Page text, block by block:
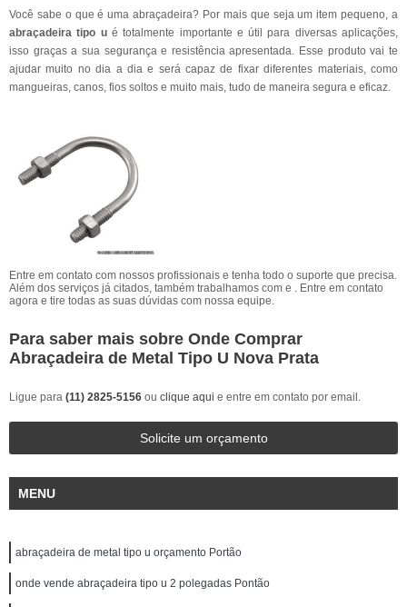
Você sabe o que é uma abraçadeira? Por mais que seja um item pequeno, a
abraçadeira tipo ué totalmente importante e útil para diversas aplicações,
isso graças a sua segurança e resistência apresentada. Esse produto vai te
ajudar muito no dia a dia e será capaz de fixar diferentes materiais, como
mangueiras, canos, fios soltos e muito mais, tudo de maneira segura e eficaz.
Entre em contato com nossos profissionais e tenha todo o suporte que precisa.
Além dos serviços já citados, também trabalhamos com e . Entre em contato
agora e tire todas as suas dúvidas com nossa equipe.
Para saber mais sobre Onde Comprar
Abraçadeira de Metal Tipo U Nova Prata
Ligue para (11) 2825-5156 ou clique aqui e entre em contato por email.
Solicite um orçamento
MENU
abraçadeira de metal tipo u orçamento Portão
onde vende abraçadeira tipo u 2 polegadas Pontão